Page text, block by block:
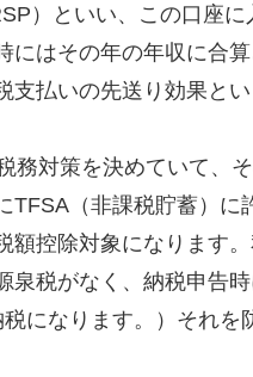
）といい、この口座
にはその年の年収に合
払いの先送り効果とい
対策を決めていて、
TFSA（非課税貯蓄）に
額控除対象になります
税がなく、納税申告
になります。）それ